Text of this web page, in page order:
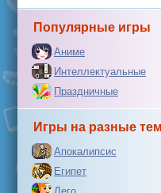
Популярные игры
Аниме
Интеллектуальные
Праздничные
Игры на разные
Апокалипсис
Египет